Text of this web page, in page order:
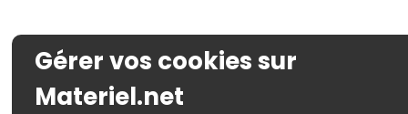
Gérer vos cookies sur
Materiel.net